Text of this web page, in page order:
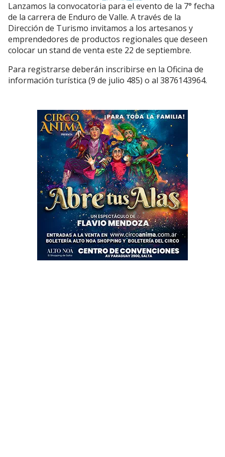
Lanzamos la convocatoria para el evento de la 7° fecha
de la carrera de Enduro de Valle. A través de la
Dirección de Turismo invitamos a los artesanos y
emprendedores de productos regionales que deseen
colocar un stand de venta este 22 de septiembre.
Para registrarse deberán inscribirse en la Oficina de
información turística (9 de julio 485) o al 3876143964.